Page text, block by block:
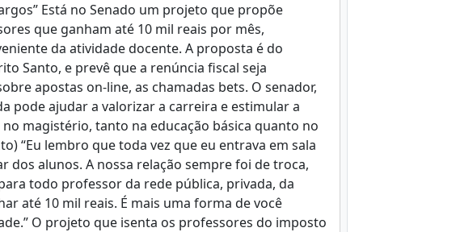
Está no Senado um projeto que propõe
que ganham até 10 mil reais por mês,
da atividade docente. A proposta é do
Santo, e prevê que a renúncia fiscal seja
apostas on-line, as chamadas bets. O senador,
pode ajudar a valorizar a carreira e estimular a
magistério, tanto na educação básica quanto no
“Eu lembro que toda vez que eu entrava em sala
dos alunos. A nossa relação sempre foi de troca,
todo professor da rede pública, privada, da
até 10 mil reais. É mais uma forma de você
O projeto que isenta os professores do imposto